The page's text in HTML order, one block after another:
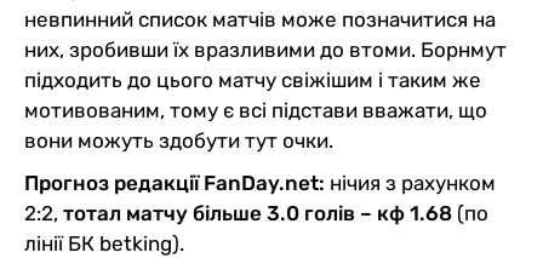
невпинний список матчів може позначитися на
них, зробивши їх вразливими до втоми. Борнмут
підходить до цього матчу свіжішим і таким же
мотивованим, тому є всі підстави вважати, що
вони можуть здобути тут очки.
Прогноз редакції FanDay.net: нічия з рахунком
2:2, тотал матчу більше 3.0 голів – кф 1.68 (по
лінії БК betking).